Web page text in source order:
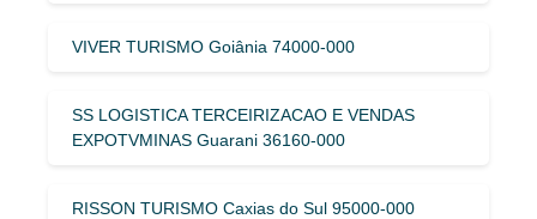
VIVER TURISMO Goiânia 74000-000
SS LOGISTICA TERCEIRIZACAO E VENDAS
EXPOTVMINAS Guarani 36160-000
RISSON TURISMO Caxias do Sul 95000-000